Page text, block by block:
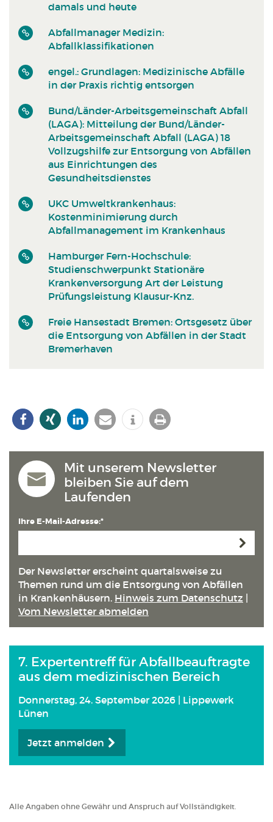
damals und heute
Abfallmanager Medizin:
Abfallklassifikationen
engel.: Grundlagen: Medizinische Abfälle
in der Praxis richtig entsorgen
Bund/Länder-Arbeitsgemeinschaft Abfall
(LAGA): Mitteilung der Bund/Länder-
Arbeitsgemeinschaft Abfall (LAGA) 18
Vollzugshilfe zur Entsorgung von Abfällen
aus Einrichtungen des
Gesundheitsdienstes
UKC Umweltkrankenhaus:
Kostenminimierung durch
Abfallmanagement im Krankenhaus
Hamburger Fern-Hochschule:
Studienschwerpunkt Stationäre
Krankenversorgung Art der Leistung
Prüfungsleistung Klausur-Knz.
Freie Hansestadt Bremen: Ortsgesetz über
die Entsorgung von Abfällen in der Stadt
Bremerhaven
Mit unserem Newsletter
bleiben Sie auf dem
Laufenden
Ihre E-Mail-Adresse:*
Der Newsletter erscheint quartals­weise zu
Themen rund um die Entsorgung von Abfällen
in Kranken­häusern. Hinweis zum Datenschutz
Vom Newsletter abmelden
7. Expertentreff für Abfallbeauftragte
aus dem medizinischen Bereich
Donnerstag, 24. September 2026 | Lippewerk
Lünen
Jetzt anmelden
Alle Angaben ohne Gewähr und Anspruch auf Vollständigkeit.